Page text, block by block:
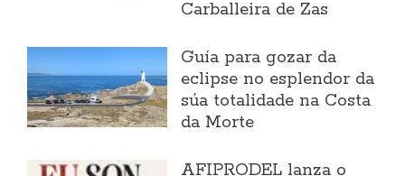
Carballeira de Zas
Guía para gozar da
eclipse no esplendor da
súa totalidade na Costa
da Morte
AFIPRODEL lanza o